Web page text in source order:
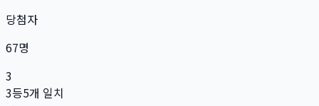
당첨자
67명
3
3등5개 일치